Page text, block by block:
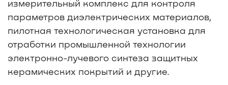
измерительный комплекс для контроля
параметров диэлектрических материалов,
пилотная технологическая установка для
отработки промышленной технологии
электронно-лучевого синтеза защитных
керамических покрытий и другие.